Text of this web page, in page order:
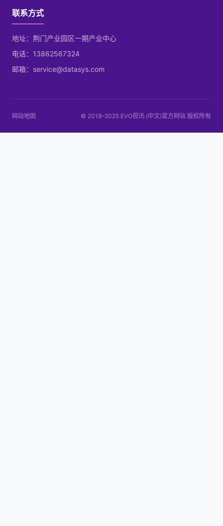
联系方式
地址：荆门产业园区一期产业中心
电话：13862567324
邮箱：service@datasys.com
网站地图 © 2018–2025 EVO视讯·(中文)官方网站 版权所有